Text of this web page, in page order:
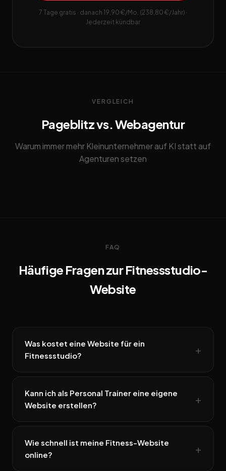
7 Tage gratis · danach 19,90 €/Mo. (238,80 €/Jahr) ·
Jederzeit kündbar
VERGLEICH
Pageblitz vs. Webagentur
Warum immer mehr Kleinunternehmer auf KI statt auf
Agenturen setzen
FAQ
Häufige Fragen zur Fitnessstudio-
Website
Was kostet eine Website für ein
Fitnessstudio?
Kann ich als Personal Trainer eine eigene
Website erstellen?
Wie schnell ist meine Fitness-Website
online?